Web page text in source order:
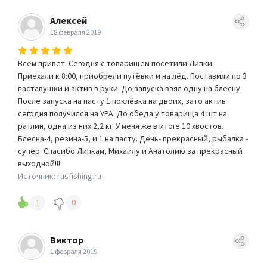
Алексей
18 февраля 2019
Всем привет. Сегодня с товарищем посетили Липки.
Приехали к 8:00, приобрели путёвки и на лёд. Поставили по 3
паставушки и актив в руки. До запуска взял одну на блесну.
После запуска на пасту 1 поклёвка на двоих, зато актив
сегодня получился на УРА. До обеда у товарища 4 шт на
ратлин, одна из них 2,2 кг. У меня же в итоге 10 хвостов.
Блесна-4, резина-5, и 1 на пасту. День- прекрасный, рыбалка -
супер. Спасибо Липкам, Михаилу и Анатолию за прекрасный
выходной!!!
Источник: rusfishing.ru
1 0
Виктор
1 февраля 2019